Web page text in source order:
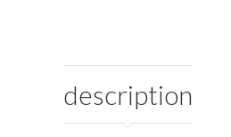
description